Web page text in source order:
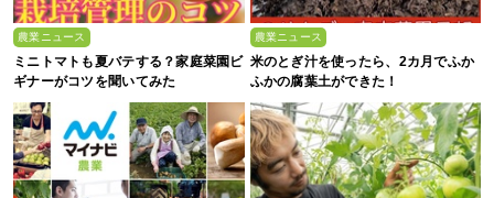
農業ニュース
ミニトマトも夏バテする？家庭菜園ビ
ギナーがコツを聞いてみた
農業ニュース
米のとぎ汁を使ったら、2カ月でふか
ふかの腐葉土ができた！